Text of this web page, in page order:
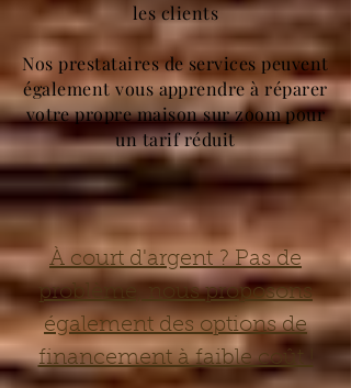
les clients
Nos prestataires de services peuvent
également vous apprendre à réparer
votre propre maison sur zoom pour
un tarif réduit
À court d'argent ? Pas de
problème, nous proposons
également des options de
financement à faible coût !